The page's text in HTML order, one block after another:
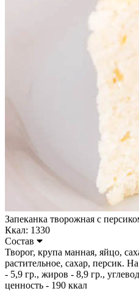
Запеканка творожная с
Ккал: 1330
Состав
Творог, крупа манная, яйцо,
растительное, сахар, персик.
- 5,9 гр., жиров - 8,9 гр.,
ценность - 190 ккал